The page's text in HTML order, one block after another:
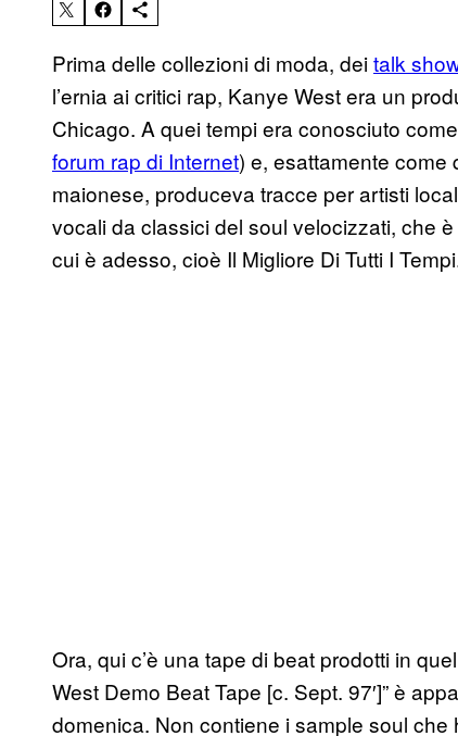
Prima delle collezioni di moda, deitalk
l’ernia ai critici rap, Kanye West era un
Chicago. A quei tempi era conosciuto
forum rap di Internet) e, esattamente come
maionese, produceva tracce per artisti
vocali da classici del soul velocizzati, che
cui è adesso, cioè Il Migliore Di Tutti I
Ora, qui c’è una tape di beat prodotti in
West Demo Beat Tape [c. Sept. 97′]” è
domenica. Non contiene i sample soul